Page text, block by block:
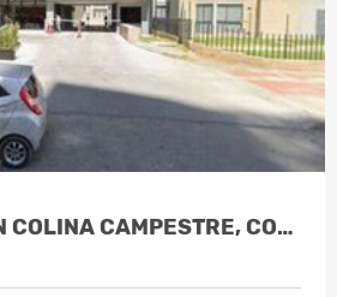
VENTA APTO EN COLINA CAMPESTRE, CONJ…